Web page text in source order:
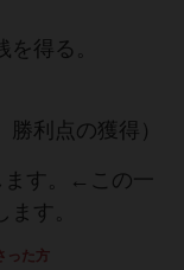
得る。
利点の獲得）
ます。←この一
す。
った方